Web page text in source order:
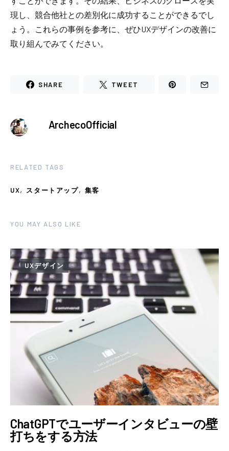
現し、競合他社との差別化に成功することができるでし
ょう。これらの事例を参考に、ぜひUXデザインの改善に
取り組んでみてください。
SHARE TWEET
ArchecoOfficial
RELATED TAGS
UX, スタートアップ, 集客
YOU MAY ALSO LIKE
UXデザイン
ChatGPTでユーザーインタビューの壁
打ちをする方法